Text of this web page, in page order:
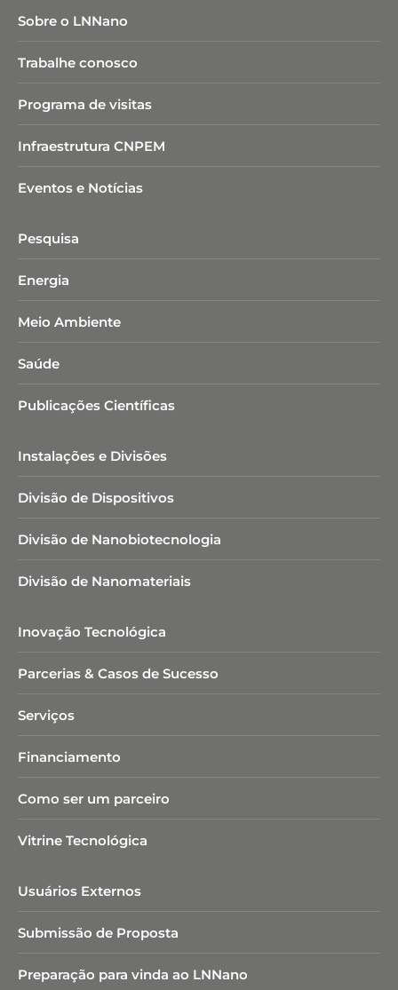
Sobre o LNNano
Trabalhe conosco
Programa de visitas
Infraestrutura CNPEM
Eventos e Notícias
Pesquisa
Energia
Meio Ambiente
Saúde
Publicações Científicas
Instalações e Divisões
Divisão de Dispositivos
Divisão de Nanobiotecnologia​
Divisão de Nanomateriais
Inovação Tecnológica
Parcerias & Casos de Sucesso
Serviços
Financiamento
Como ser um parceiro
Vitrine Tecnológica
Usuários Externos
Submissão de Proposta
Preparação para vinda ao LNNano